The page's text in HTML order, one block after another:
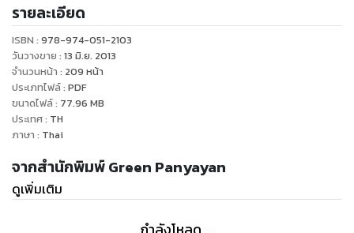
!
ผู้ซึ่งศรัทธาในลัทธิซานตานดุจเดียวกับพ่อแท้ๆ ของตัวเอง และใน
เหตุผลเดียวกันคือตัวหล่อนนั้นก็พิศวาสในบิดาของตนเองอย่าง
หลงใหล เรื่องเลวร้ายผิดมนุษย์ทั้งหลายทั้งปวงจึงเริ่มต้นขึ้น...มี
เพียง พอล่า คลากสัน ภรรยาผู้แสนดีของ ไมลส์ เพียงคนเดียว
เท่านั้นที่จะรับมือกับเรื่องอันน่าสยดสยองสะพรึงกลัวเหล่านี้ได้
ทว่า...หล่อนกลับต้องเดิมพันมันด้วยชีวิต ร่างกายและวิญญาณ
รายละเอียด
ISBN : 978-974-051-2103
วันวางขาย : 13 มิ.ย. 2013
จำนวนหน้า : 209 หน้า
ประเภทไฟล์: PDF
ขนาดไฟล์: 77.96 MB
ประเทศ: TH
ภาษา : Thai
จากสำนักพิมพ์ Green Panyayan
ดูเพิ่มเติม